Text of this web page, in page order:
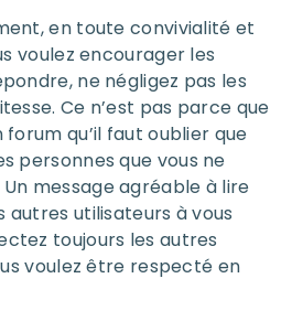
en toute convivialité et
voulez encourager les
ne négligez pas les
Ce n’est pas parce que
forum qu’il faut oublier que
personnes que vous ne
message agréable à lire
autres utilisateurs à vous
toujours les autres
voulez être respecté en